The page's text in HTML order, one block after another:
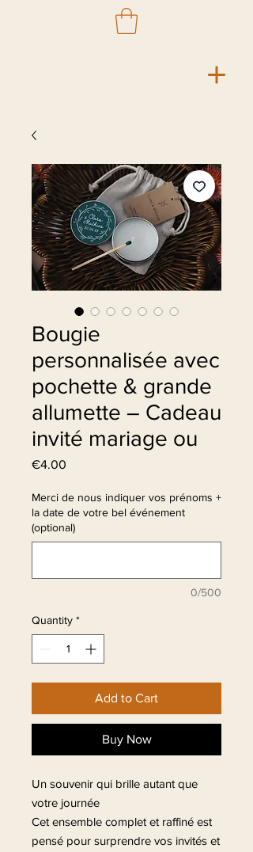
Bougie
personnalisée avec
pochette & grande
allumette – Cadeau
invité mariage ou
€4.00
Merci de nous indiquer vos prénoms +
la date de votre bel événement
(optional)
0/500
Quantity *
Add to Cart
Buy Now
Un souvenir qui brille autant que
votre journée
Cet ensemble complet et raffiné est
pensé pour surprendre vos invités et